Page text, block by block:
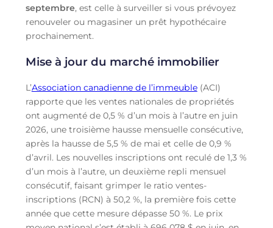
septembre, est celle à surveiller si vous prévoyez
renouveler ou magasiner un prêt hypothécaire
prochainement.
Mise à jour du marché immobilier
L’Association canadienne de l’immeuble(ACI)
rapporte que les ventes nationales de propriétés
ont augmenté de 0,5 % d’un mois à l’autre en juin
2026, une troisième hausse mensuelle consécutive,
après la hausse de 5,5 % de mai et celle de 0,9 %
d’avril. Les nouvelles inscriptions ont reculé de 1,3 %
d’un mois à l’autre, un deuxième repli mensuel
consécutif, faisant grimper le ratio ventes-
inscriptions (RCN) à 50,2 %, la première fois cette
année que cette mesure dépasse 50 %. Le prix